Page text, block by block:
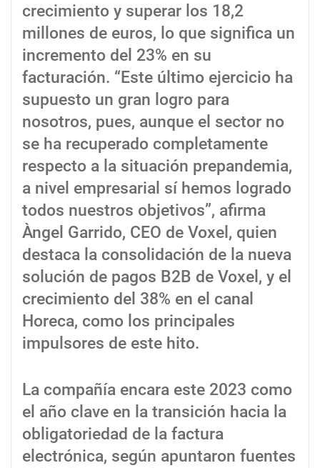
crecimiento y superar los 18,2
millones de euros, lo que significa un
incremento del 23% en su
facturación. “Este último ejercicio ha
supuesto un gran logro para
nosotros, pues, aunque el sector no
se ha recuperado completamente
respecto a la situación prepandemia,
a nivel empresarial sí hemos logrado
todos nuestros objetivos”, afirma
Àngel Garrido, CEO de Voxel, quien
destaca la consolidación de la nueva
solución de pagos B2B de Voxel, y el
crecimiento del 38% en el canal
Horeca, como los principales
impulsores de este hito.
La compañía encara este 2023 como
el año clave en la transición hacia la
obligatoriedad de la factura
electrónica, según apuntaron fuentes